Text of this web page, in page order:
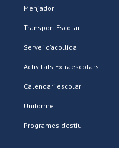
Menjador
Transport Escolar
Servei d’acollida
Activitats Extraescolars
Calendari escolar
Uniforme
Programes d’estiu